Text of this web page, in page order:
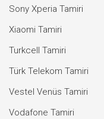
Sony Xperia Tamiri
Xiaomi Tamiri
Turkcell Tamiri
Türk Telekom Tamiri
Vestel Venüs Tamiri
Vodafone Tamiri